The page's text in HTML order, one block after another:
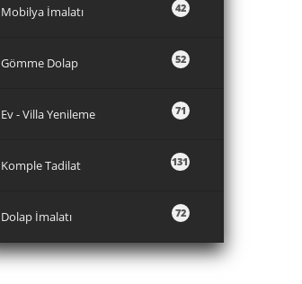
42
Mobilya İmalatı
52
Gömme Dolap
71
Ev - Villa Yenileme
131
Komple Tadilat
72
Dolap İmalatı